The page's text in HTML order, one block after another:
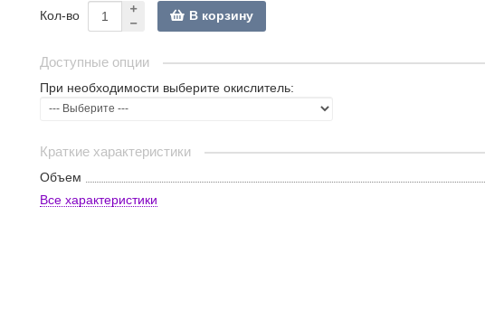
Кол-во В корзину
Доступные опции
При необходимости выберите окислитель:
Краткие характеристики
Объем
Все характеристики